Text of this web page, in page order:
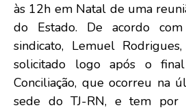
às 12h em Natal de uma
do Estado. De acordo
sindicato, Lemuel
solicitado logo após o
Conciliação, que ocorreu na
sede do TJ-RN, e tem por